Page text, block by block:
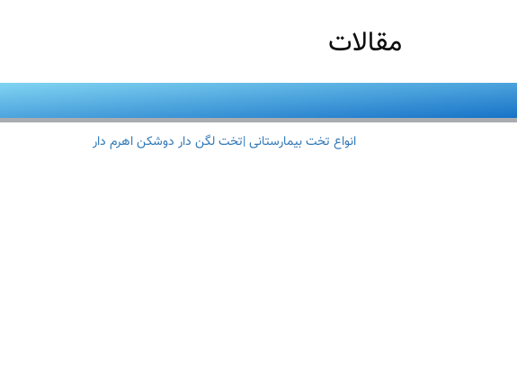
مقالات
انواع تخت بیمارستانی |تخت لگن دار دوشکن اهرم دار